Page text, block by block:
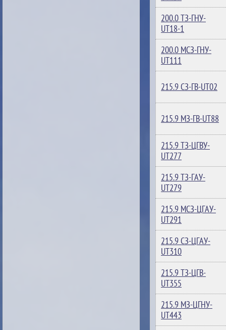
200.0 ТЗ-ГНУ-
UT18-1
200.0 МСЗ-ГНУ-
UT111
215.9 СЗ-ГВ-UT02
215.9 МЗ-ГВ-UT88
215.9 ТЗ-ЦГВУ-
UT277
215.9 ТЗ-ГАУ-
UT279
215.9 МСЗ-ЦГАУ-
UT291
215.9 СЗ-ЦГАУ-
UT310
215.9 ТЗ-ЦГВ-
UT355
215.9 МЗ-ЦГНУ-
UT443